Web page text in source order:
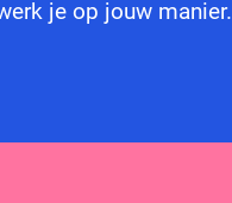
je op jouw manier.